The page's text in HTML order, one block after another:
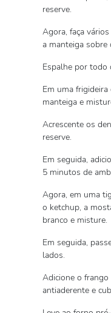
reserve.
Agora, faça
a manteiga sobre
Espalhe por todo
Em uma
manteiga e
Acrescente os
reserve.
Em seguida,
5 minutos de
Agora, em uma
o ketchup, a
branco e misture.
Em seguida,
lados.
Adicione o
antiaderente e